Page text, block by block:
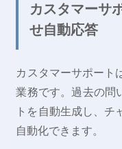
カスタマーサ
せ自動応答
カスタマーサポート
業務です。過去の問
トを自動生成し、チ
自動化できます。